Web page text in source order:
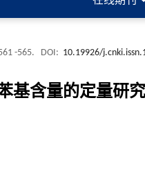
-565. DOI: 10.19926/
基含量的定量研究